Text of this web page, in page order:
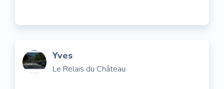
Yves
Le Relais du Château